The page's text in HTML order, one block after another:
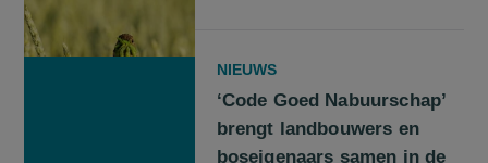
NIEUWS
‘Code Goed Nabuurschap’
brengt landbouwers en
boseigenaars samen in de